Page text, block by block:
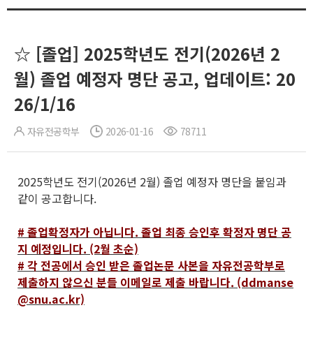
☆ [졸업] 2025학년도 전기(2026년 2
월) 졸업 예정자 명단 공고, 업데이트: 20
26/1/16
자유전공학부 2026-01-16 78711
2025학년도 전기(2026년 2월) 졸업 예정자 명단을 붙임과
같이 공고합니다.
# 졸업확정자가 아닙니다. 졸업 최종 승인후 확정자 명단 공
지 예정입니다. (2월 초순)
# 각 전공에서 승인 받은 졸업논문 사본을 자유전공학부로
제출하지 않으신 분들 이메일로 제출 바랍니다. (ddmanse
@snu.ac.kr)